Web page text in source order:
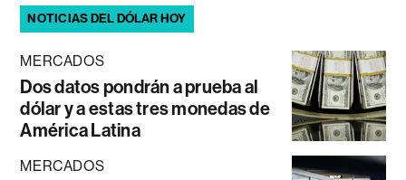
NOTICIAS DEL DÓLAR HOY
MERCADOS
Dos datos pondrán a prueba al
dólar y a estas tres monedas de
América Latina
MERCADOS